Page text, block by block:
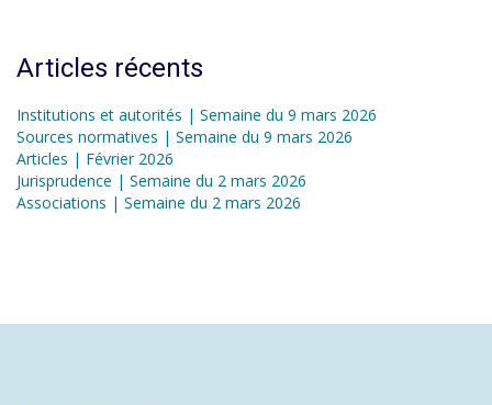
Articles récents
Institutions et autorités | Semaine du 9 mars 2026
Sources normatives | Semaine du 9 mars 2026
Articles | Février 2026
Jurisprudence | Semaine du 2 mars 2026
Associations | Semaine du 2 mars 2026